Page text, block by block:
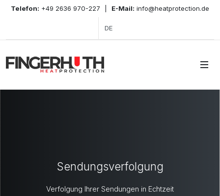
Telefon: +49 2636 970-227 E-Mail: info@heatprotection.de
DE
Sendungsverfolgung
Verfolgung Ihrer Sendungen in Echtzeit